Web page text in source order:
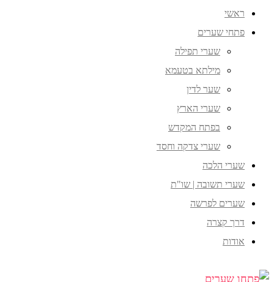
ראשי
פתחי שערים
שערי תפילה
מילתא בטעמא
שער לדין
שערי הארץ
בפתח המקדש
שערי צדקה וחסד
שערי הלכה
שערי תשובה | שו"ת
שערים לפרשה
דרך קצרה
אודות